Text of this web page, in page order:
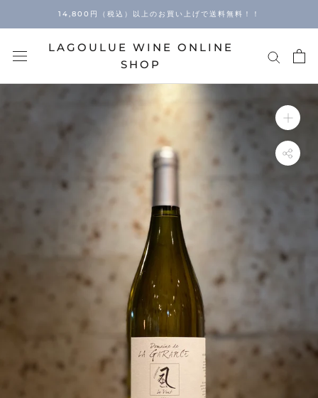
14,800円（税込）以上のお買い上げで送料無料！！
LAGOULUE WINE ONLINE
SHOP